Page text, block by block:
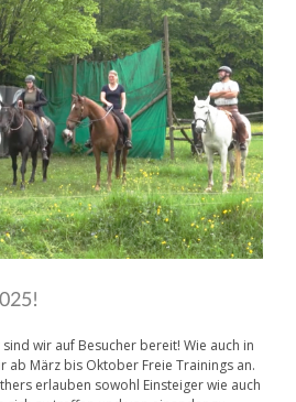
wir auf Besucher bereit! Wie auch in
ab März bis Oktober Freie Trainings an.
erlauben sowohl Einsteiger wie auch